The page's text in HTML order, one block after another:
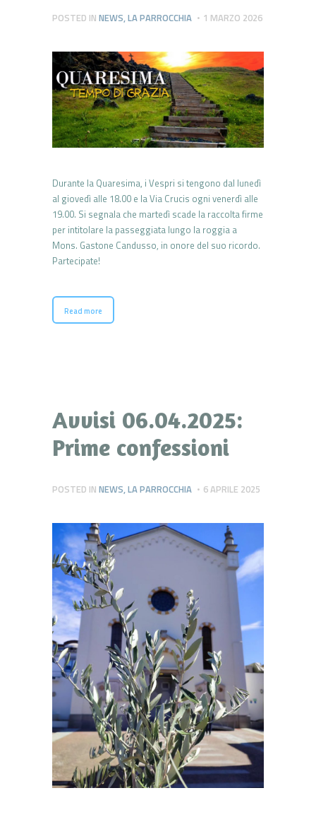
POSTED IN NEWS,LA PARROCCHIA 1 MARZO 2026
Durante la Quaresima, i Vespri si tengono dal lunedì
al giovedì alle 18.00 e la Via Crucis ogni venerdì alle
19.00. Si segnala che martedì scade la raccolta firme
per intitolare la passeggiata lungo la roggia a
Mons. Gastone Candusso, in onore del suo ricordo.
Partecipate!
Read more
Avvisi 06.04.2025:
Prime confessioni
POSTED IN NEWS,LA PARROCCHIA 6 APRILE 2025